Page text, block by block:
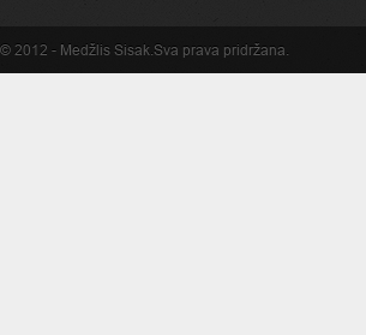
© 2012 - Medžlis Sisak .Sva prava pridržana.